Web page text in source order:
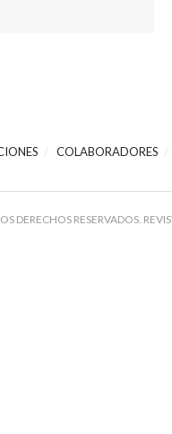
COLABORADORES
DERECHOS RESERVADOS.